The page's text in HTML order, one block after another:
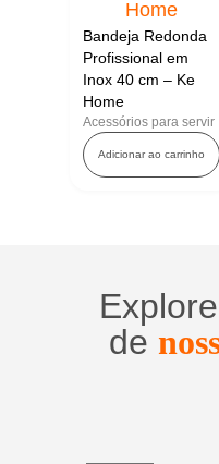
Bandeja Redonda
Profissional em
Inox 40 cm – Ke
Home
Acessórios para servir
Adicionar ao carrinho
de